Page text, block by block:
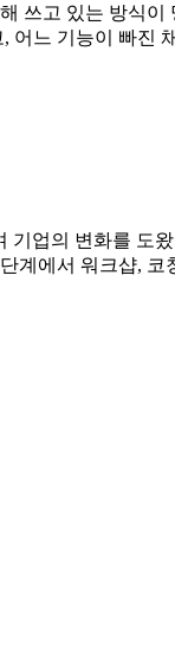
쓰고 있는 방식
느 기능이 빠진
기업의 변화를 도
계에서 워크샵, 코